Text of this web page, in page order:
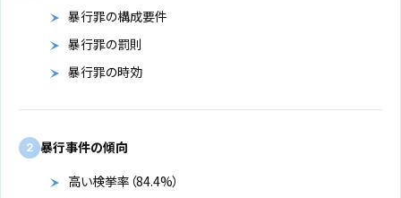
暴行罪の構成要件
暴行罪の罰則
暴行罪の時効
2 暴行事件の傾向
高い検挙率（84.4%）